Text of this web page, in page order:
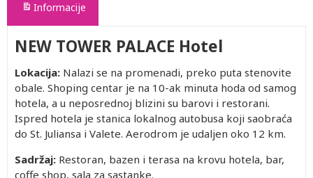
Informacije
NEW TOWER PALACE Hotel
Lokacija: Nalazi se na promenadi, preko puta stenovite
obale. Shoping centar je na 10-ak minuta hoda od samog
hotela, a u neposrednoj blizini su barovi i restorani.
Ispred hotela je stanica lokalnog autobusa koji saobraća
do St. Juliansa i Valete. Aerodrom je udaljen oko 12 km.
Sadržaj: Restoran, bazen i terasa na krovu hotela, bar,
coffe shop, sala za sastanke.